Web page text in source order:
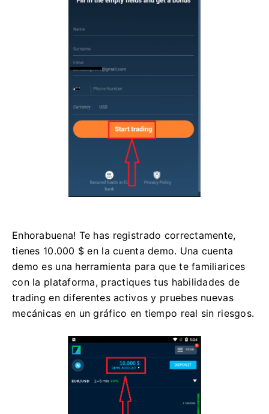
Enhorabuena! Te has registrado correctamente,
tienes 10.000 $ en la cuenta demo. Una cuenta
demo es una herramienta para que te familiarices
con la plataforma, practiques tus habilidades de
trading en diferentes activos y pruebes nuevas
mecánicas en un gráfico en tiempo real sin riesgos.